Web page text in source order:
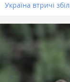
Україна втричі